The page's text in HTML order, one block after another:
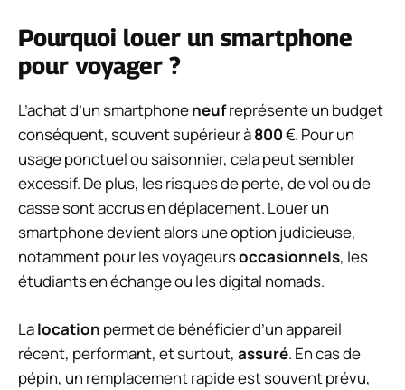
Pourquoi louer un smartphone
pour voyager ?
L’achat d’un smartphoneneufreprésente un budget
conséquent, souvent supérieur à800€. Pour un
usage ponctuel ou saisonnier, cela peut sembler
excessif. De plus, les risques de perte, de vol ou de
casse sont accrus en déplacement. Louer un
smartphone devient alors une option judicieuse,
notamment pour les voyageursoccasionnels, les
étudiants en échange ou les digital nomads.
Lalocation permet de bénéficier d’un appareil
récent, performant, et surtout, assuré. En cas de
pépin, un remplacement rapide est souvent prévu,